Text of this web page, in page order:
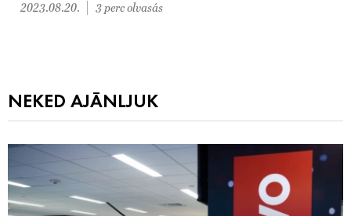
2023.08.20. 3 perc olvasás
NEKED AJÁNLJUK